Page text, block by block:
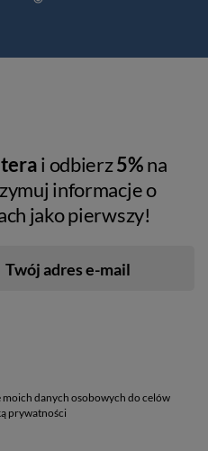
i odbierz5%na
informacje o
jako pierwszy!
Twój adres e-mail
danych osobowych do celów
prywatności